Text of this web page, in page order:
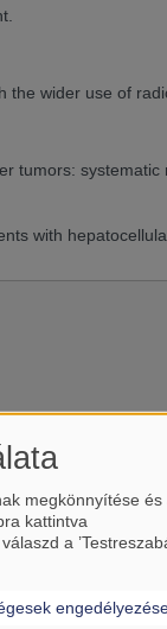
wider use of
tumors: systematic
with
külső tartalmát?
most)
settings
megkönnyítése és
kattintva
a